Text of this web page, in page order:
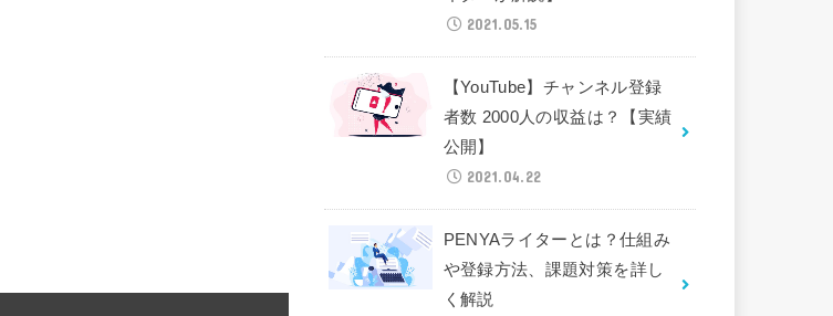
2021.05.15
【YouTube】チャンネル登録
者数 2000人の収益は？【実績
公開】
2021.04.22
PENYAライターとは？仕組み
や登録方法、課題対策を詳し
く解説